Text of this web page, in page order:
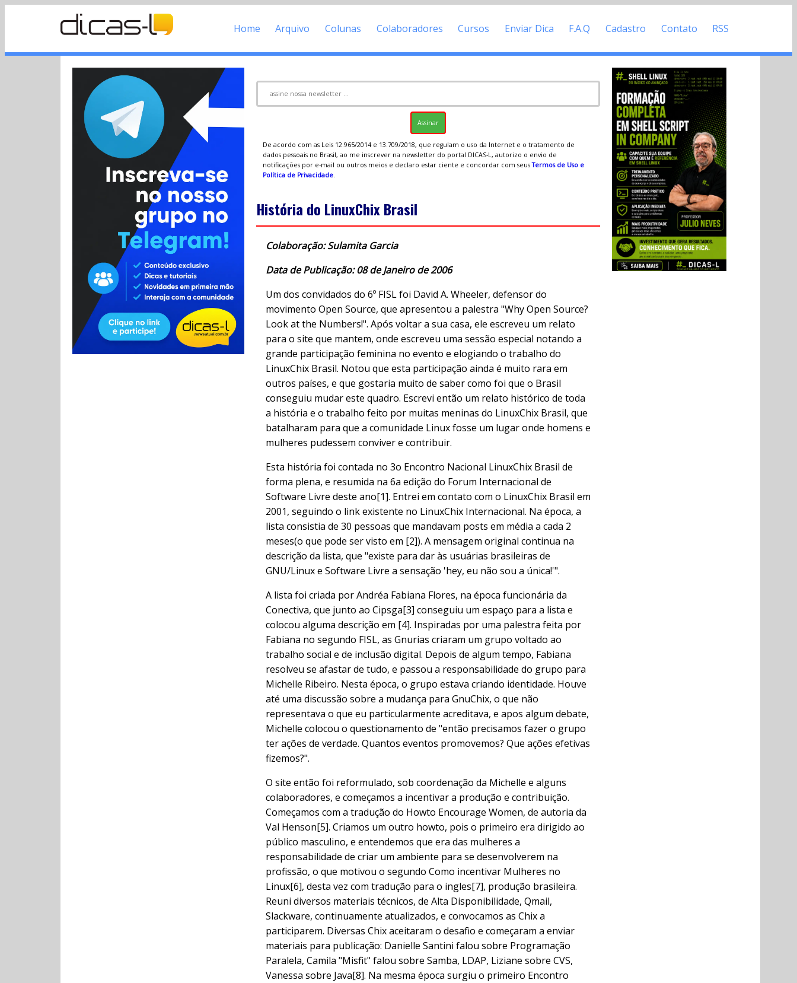
Home Arquivo Colunas Colaboradores Cursos Enviar Dica F.A.Q Cadastro Contato RSS
De acordo com as Leis 12.965/2014 e 13.709/2018, que regulam o uso da Internet e o tratamento de
dados pessoais no Brasil, ao me inscrever na newsletter do portal DICAS-L, autorizo o envio de
notificações por e-mail ou outros meios e declaro estar ciente e concordar com seusTermos de Uso e
Política de Privacidade.
História do LinuxChix Brasil
Colaboração: Sulamita Garcia
Data de Publicação: 08 de Janeiro de 2006
Um dos convidados do 6º FISL foi David A. Wheeler, defensor do
movimento Open Source, que apresentou a palestra "Why Open Source?
Look at the Numbers!". Após voltar a sua casa, ele escreveu um relato
para o site que mantem, onde escreveu uma sessão especial notando a
grande participação feminina no evento e elogiando o trabalho do
LinuxChix Brasil. Notou que esta participação ainda é muito rara em
outros países, e que gostaria muito de saber como foi que o Brasil
conseguiu mudar este quadro. Escrevi então um relato histórico de toda
a história e o trabalho feito por muitas meninas do LinuxChix Brasil, que
batalharam para que a comunidade Linux fosse um lugar onde homens e
mulheres pudessem conviver e contribuir.
Esta história foi contada no 3o Encontro Nacional LinuxChix Brasil de
forma plena, e resumida na 6a edição do Forum Internacional de
Software Livre deste ano[1]. Entrei em contato com o LinuxChix Brasil em
2001, seguindo o link existente no LinuxChix Internacional. Na época, a
lista consistia de 30 pessoas que mandavam posts em média a cada 2
meses(o que pode ser visto em [2]). A mensagem original continua na
descrição da lista, que "existe para dar às usuárias brasileiras de
GNU/Linux e Software Livre a sensação 'hey, eu não sou a única!'".
A lista foi criada por Andréa Fabiana Flores, na época funcionária da
Conectiva, que junto ao Cipsga[3] conseguiu um espaço para a lista e
colocou alguma descrição em [4]. Inspiradas por uma palestra feita por
Fabiana no segundo FISL, as Gnurias criaram um grupo voltado ao
trabalho social e de inclusão digital. Depois de algum tempo, Fabiana
resolveu se afastar de tudo, e passou a responsabilidade do grupo para
Michelle Ribeiro. Nesta época, o grupo estava criando identidade. Houve
até uma discussão sobre a mudança para GnuChix, o que não
representava o que eu particularmente acreditava, e apos algum debate,
Michelle colocou o questionamento de "então precisamos fazer o grupo
ter ações de verdade. Quantos eventos promovemos? Que ações efetivas
fizemos?".
O site então foi reformulado, sob coordenação da Michelle e alguns
colaboradores, e começamos a incentivar a produção e contribuição.
Começamos com a tradução do Howto Encourage Women, de autoria da
Val Henson[5]. Criamos um outro howto, pois o primeiro era dirigido ao
público masculino, e entendemos que era das mulheres a
responsabilidade de criar um ambiente para se desenvolverem na
profissão, o que motivou o segundo Como incentivar Mulheres no
Linux[6], desta vez com tradução para o ingles[7], produção brasileira.
Reuni diversos materiais técnicos, de Alta Disponibilidade, Qmail,
Slackware, continuamente atualizados, e convocamos as Chix a
participarem. Diversas Chix aceitaram o desafio e começaram a enviar
materiais para publicação: Danielle Santini falou sobre Programação
Paralela, Camila "Misfit" falou sobre Samba, LDAP, Liziane sobre CVS,
Vanessa sobre Java[8]. Na mesma época surgiu o primeiro Encontro